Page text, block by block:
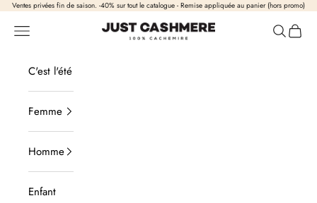
Passer au contenu
Ventes privées fin de saison. -40% sur tout le catalogue - Remise appliquée au panier (hors promo)
Just Cashmere
Ouvrir la navigation Ouvrir la
Voir
C'est l'été
Femme
Homme
Enfant